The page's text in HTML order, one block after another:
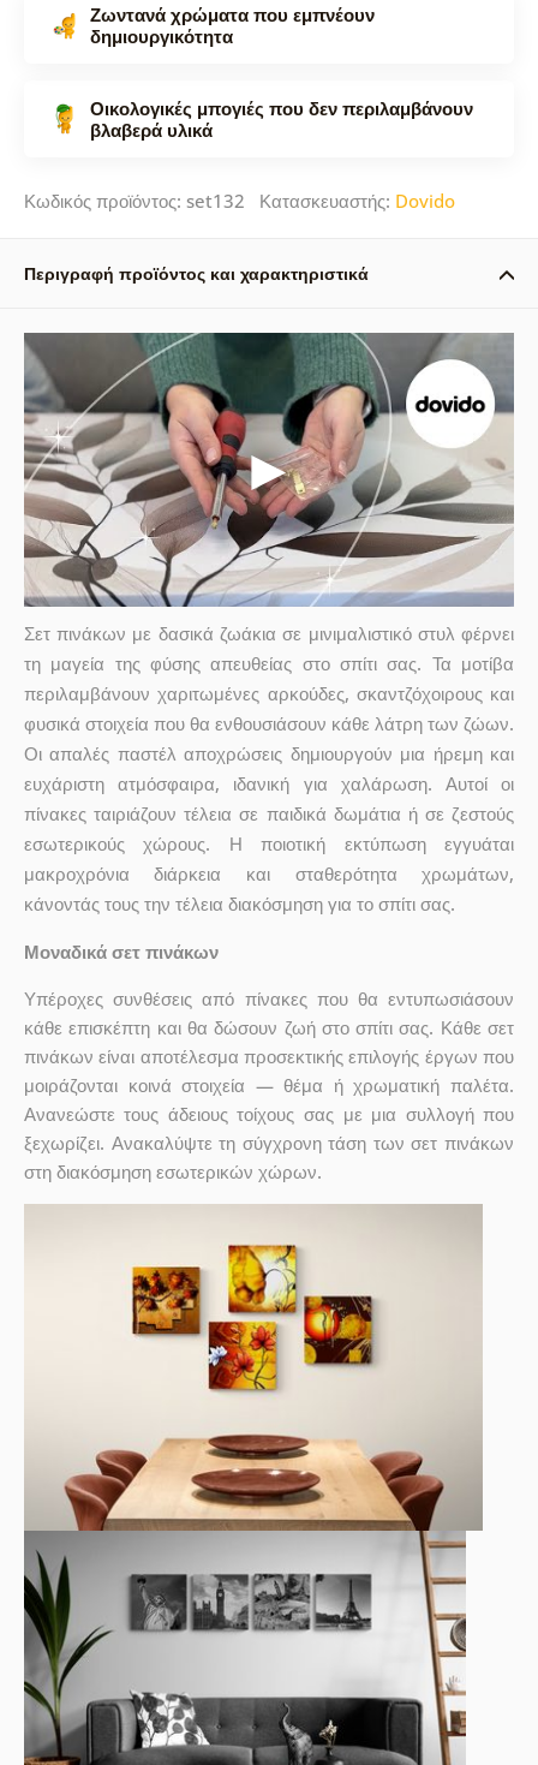
Ζωντανά χρώματα που εμπνέουν
δημιουργικότητα
Οικολογικές μπογιές που δεν περιλαμβάνουν
βλαβερά υλικά
Κωδικός προϊόντος: set132 Κατασκευαστής: Dovido
Περιγραφή προϊόντος και χαρακτηριστικά
Σετ πινάκων με δασικά ζωάκια σε μινιμαλιστικό στυλ φέρνει
τη μαγεία της φύσης απευθείας στο σπίτι σας. Τα μοτίβα
περιλαμβάνουν χαριτωμένες αρκούδες, σκαντζόχοιρους και
φυσικά στοιχεία που θα ενθουσιάσουν κάθε λάτρη των ζώων.
Οι απαλές παστέλ αποχρώσεις δημιουργούν μια ήρεμη και
ευχάριστη ατμόσφαιρα, ιδανική για χαλάρωση. Αυτοί οι
πίνακες ταιριάζουν τέλεια σε παιδικά δωμάτια ή σε ζεστούς
εσωτερικούς χώρους. Η ποιοτική εκτύπωση εγγυάται
μακροχρόνια διάρκεια και σταθερότητα χρωμάτων,
κάνοντάς τους την τέλεια διακόσμηση για το σπίτι σας.
Μοναδικά σετ πινάκων
Υπέροχες συνθέσεις από πίνακες που θα εντυπωσιάσουν
κάθε επισκέπτη και θα δώσουν ζωή στο σπίτι σας. Κάθε σετ
πινάκων είναι αποτέλεσμα προσεκτικής επιλογής έργων που
μοιράζονται κοινά στοιχεία — θέμα ή χρωματική παλέτα.
Ανανεώστε τους άδειους τοίχους σας με μια συλλογή που
ξεχωρίζει. Ανακαλύψτε τη σύγχρονη τάση των σετ πινάκων
στη διακόσμηση εσωτερικών χώρων.